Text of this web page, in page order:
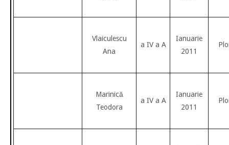
Vlaiculescu
Ana
a IV a A
Ianuarie
2011
Marinică
Teodora
a IV a A
Ianuarie
2011